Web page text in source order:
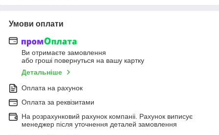
Умови оплати
Ви отримаєте замовлення
або гроші повернуться на вашу картку
Детальніше
Оплата на рахунок
Оплата за реквізитами
На розрахунковий рахунок компаніі. Рахунок виписує
менеджер після уточнення деталей замовлення